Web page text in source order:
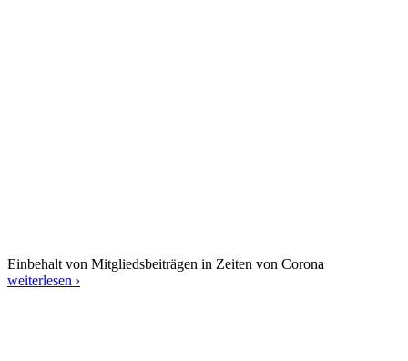
Einbehalt von Mitgliedsbeiträgen in Zeiten von Corona
weiterlesen ›